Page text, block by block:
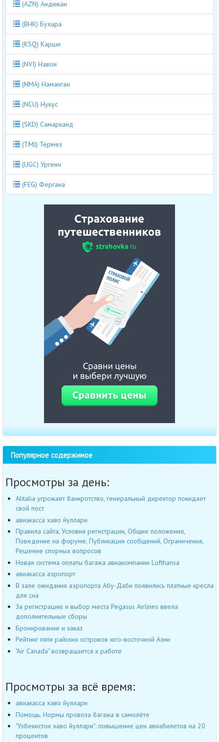
(AZN) Андижан
(BHK) Бухара
(KSQ) Карши
(NVI) Навои
(NMA) Наманган
(NCU) Нукус
(SKD) Самарканд
(TMJ) Термез
(UGC) Ургенч
(FEG) Фергана
Популярное содержимое
Просмотры за день:
Alitalia угрожает банкротство, генеральный директор покидает
свой пост
авиакасса хаво йуллари
Правила сайта, Условия регистрации, Общие положения,
Поведение на форуме, Публикация сообщений, Ограничения,
Решение спорных вопросов
Новая система оплаты багажа авиакомпании Lufthansa
авиакасса аэропорт
В зале ожидания аэропорта Абу-Даби появились платные кресла
для сна
За регистрацию и выбор места Pegasus Airlines ввела
дополнительные сборы
Бронирование и заказ
Рейтинг пяти райских островов юго-восточной Азии
"Air Canada" возвращается к работе
Просмотры за всё время:
авиакасса хаво йуллари
Помощь. Нормы провоза багажа в самолёте
"Узбекистон хаво йуллари": повышение цен авиабилетов на 20
процентов